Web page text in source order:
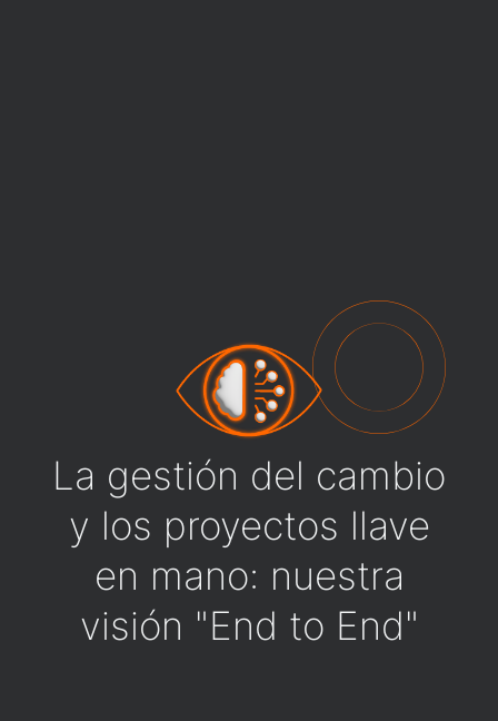
La gestión del cambio
y los proyectos llave
en mano: nuestra
visión "End to End"